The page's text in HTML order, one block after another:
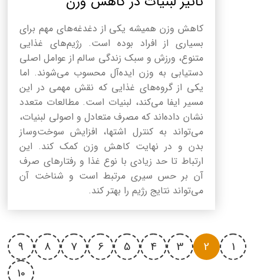
کاهش وزن همیشه یکی از دغدغه‌های مهم برای
بسیاری از افراد بوده است. رژیم‌های غذایی
متنوع، ورزش و سبک زندگی سالم از عوامل اصلی
دستیابی به وزن ایده‌آل محسوب می‌شوند. اما
یکی از گروه‌های غذایی که نقش مهمی در این
مسیر ایفا می‌کند، لبنیات است. مطالعات متعدد
نشان داده‌اند که مصرف متعادل و اصولی لبنیات،
می‌تواند به کنترل اشتها، افزایش سوخت‌وساز
بدن و در نهایت کاهش وزن کمک کند. این
ارتباط تا حد زیادی با نوع غذا و رفتارهای صرف
آن بر حس سیری مرتبط است و شناخت آن
می‌تواند نتایج رژیم را بهتر کند.
1
2
3
4
5
6
7
8
9
10